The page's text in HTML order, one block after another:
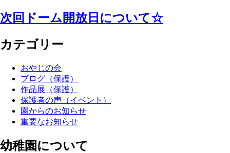
次回ドーム開放日について☆
カテゴリー
おやじの会
ブログ（保護）
作品展（保護）
保護者の声（イベント）
園からのお知らせ
重要なお知らせ
幼稚園について